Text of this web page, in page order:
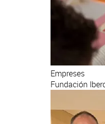
Empreses
Fundación